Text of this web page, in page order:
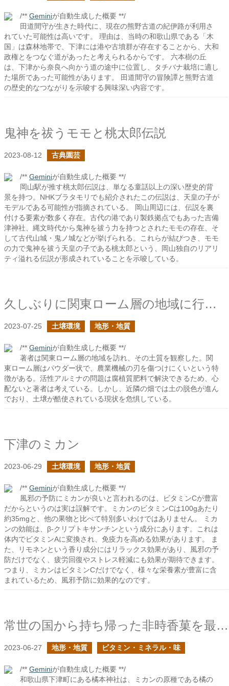
/** Geminiが自動生成した概要 **/
田道間守が生きた時代に、現在の熊野古道の紀伊路が利用さ
れていた可能性は高いです。 理由は、当時の和歌山県である「木
国」は森林地帯で、下津には港や古墳群が存在することから、大和
政権とをつなぐ道があったと考えられるからです。 六本樹の丘
は、下津から奈良へ向かう道の途中に位置し、タチバナ栽培に適し
た場所であった可能性があります。 田道間守の冒険譚と熊野古道
の歴史的なつながりを示唆する興味深い内容です。
鬼神を祓うモモと桃太郎伝説
2023-08-12 古典園芸
/** Geminiが自動生成した概要 **/
岡山駅が推す桃太郎伝説は、単なる童話以上の深い歴史的背
景を持つ。NHKブラタモリでも紹介されたこの伝説は、天皇の子が
モデルである可能性が指摘されている。 岡山周辺には、伝説を裏
付ける要素が数多く存在。古代の港であり製鉄拠点でもあった吉備
津神社、縄文時代から鬼神を祓う力を持つとされたモモの存在、そ
して古代山城・鬼ノ城などが挙げられる。これらが結びつき、モモ
の力で鬼神を祓う天皇の子である桃太郎という、岡山独自のリアリ
ティ溢れる伝説が形成されていることを示唆している。
久しぶりに関東ローム層の地域に行ってきた
2023-07-25 土壌環境 地形・地質
/** Geminiが自動生成した概要 **/
著者は関東ローム層の地域を訪れ、その土質を観察した。関
東ローム層はパウダー状で、農業機械の刃を傷つけにくいという特
徴がある。活性アルミナの問題は腐植質肥料で解決できるため、心
配ないと著者は考えている。しかし、近隣の畑では土の脱色が進ん
でおり、土壌が酷使されている現状を危惧している。
下津のミカン
2023-06-29 土壌環境 地形・地質
/** Geminiが自動生成した概要 **/
風邪の予防にミカンが良いと言われるのは、ビタミンCが豊富
だからというのは実は誤解です。ミカンのビタミンCは100gあたり
約35mgと、他の果物と比べて特別多いわけではありません。 ミカ
ンの効能は、β-クリプトキサンチンという成分にあります。これは
体内でビタミンAに変換され、免疫力を高める効果があります。 ま
た、リモネンという香り成分にはリラックス効果があり、風邪の予
防だけでなく、疲労回復やストレス軽減にも効果が期待できます。
つまり、ミカンはビタミンCだけでなく、様々な栄養素が豊富に含
まれているため、風邪予防に効果的なのです。
常世の国から持ち帰った非時香菓を最初に植えた場所
2023-06-27 地形・地質 ビタミン・ミネラル・味
/** Geminiが自動生成した概要 **/
和歌山県下津町にある橘本神社は、ミカンの原種である橘の